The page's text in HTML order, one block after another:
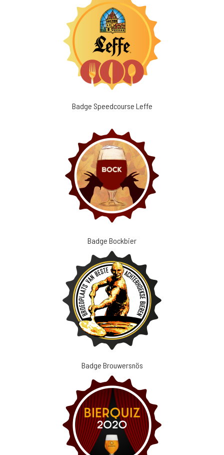
Badge Speedcourse Leffe
Badge Bockbier
Badge Brouwersnös